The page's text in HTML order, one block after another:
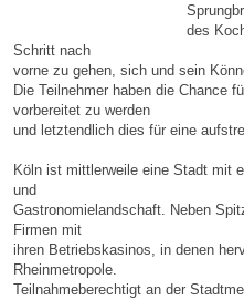
des
Schritt nach
vorne zu gehen, sich und sein
Die Teilnehmer haben die Chance
vorbereitet zu werden
und letztendlich dies für eine
Köln ist mittlerweile eine Stadt mit
und
Gastronomielandschaft. Neben
Firmen mit
ihren Betriebskasinos, in denen
Rheinmetropole.
Teilnahmeberechtigt an der